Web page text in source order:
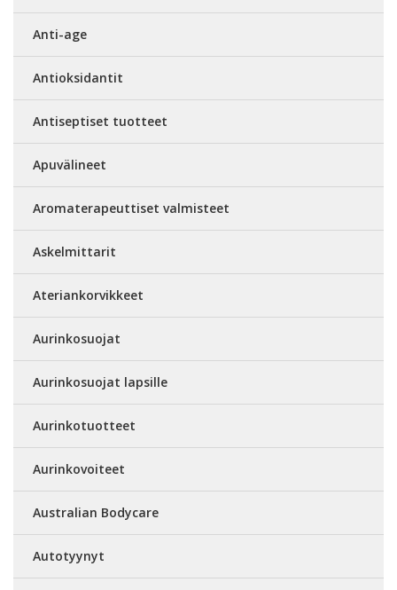
Anti-age
Antioksidantit
Antiseptiset tuotteet
Apuvälineet
Aromaterapeuttiset valmisteet
Askelmittarit
Ateriankorvikkeet
Aurinkosuojat
Aurinkosuojat lapsille
Aurinkotuotteet
Aurinkovoiteet
Australian Bodycare
Autotyynyt